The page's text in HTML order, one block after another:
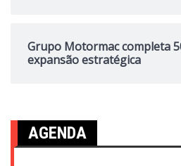
Grupo Motormac completa
expansão estratégica
AGENDA